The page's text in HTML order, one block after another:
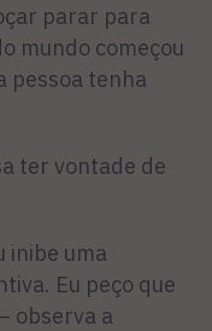
parar para
mundo começou
pessoa tenha
ter vontade de
inibe uma
Eu peço que
observa a